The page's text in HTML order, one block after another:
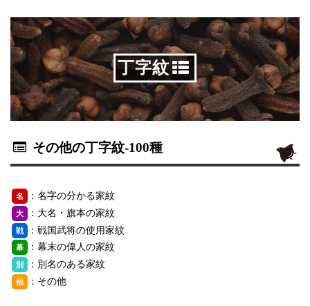
丁字紋
その他の丁字紋-100種
名 ：名字の分かる家紋
大 ：大名・旗本の家紋
戦 ：戦国武将の使用家紋
幕 ：幕末の偉人の家紋
別 ：別名のある家紋
他 ：その他